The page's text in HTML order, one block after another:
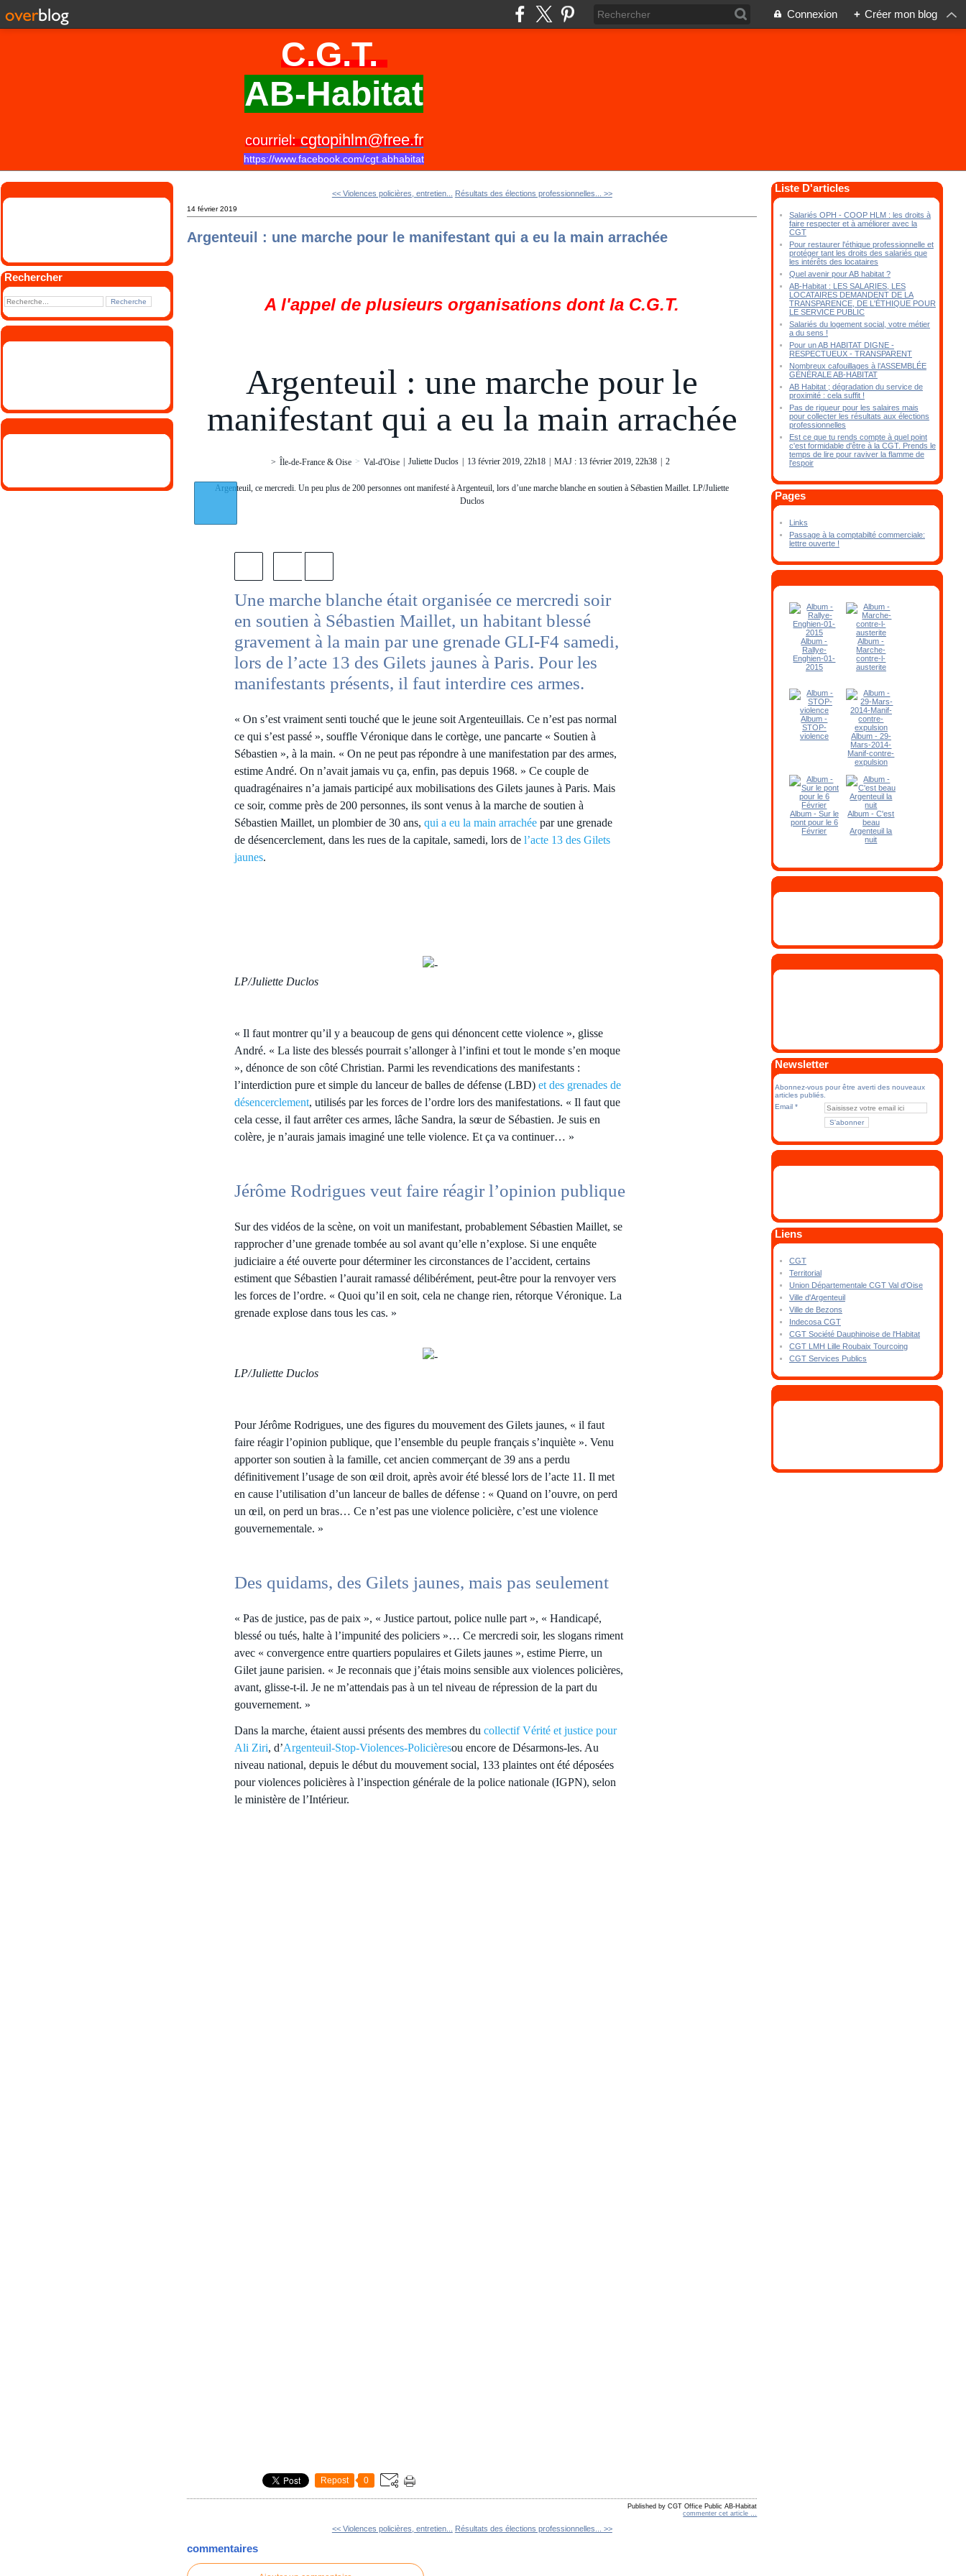
Connexion + Créer mon blog
C.G.T.
AB-Habitat
courriel:cgtopihlm@free.fr
https://www.facebook.com/cgt.abhabitat
Rechercher
<< Violences policières, entretien... Résultats des élections professionnelles... >>
14 février 2019
Argenteuil : une marche pour le manifestant qui a eu la main arrachée
A l'appel de plusieurs organisations dont la C.G.T.
Argenteuil : une marche pour le
manifestant qui a eu la main arrachée
> Île-de-France & Oise > Val-d'Oise Juliette Duclos 13 février 2019, 22h18 MAJ : 13 février 2019, 22h38 2
Argenteuil, ce mercredi. Un peu plus de 200 personnes ont manifesté à Argenteuil, lors d’une marche blanche en soutien à Sébastien Maillet. LP/Juliette
Duclos
Une marche blanche était organisée ce mercredi soir
en soutien à Sébastien Maillet, un habitant blessé
gravement à la main par une grenade GLI-F4 samedi,
lors de l’acte 13 des Gilets jaunes à Paris. Pour les
manifestants présents, il faut interdire ces armes.
« On s’est vraiment senti touché que le jeune soit Argenteuillais. Ce n’est pas normal
ce qui s’est passé », souffle Véronique dans le cortège, une pancarte « Soutien à
Sébastien », à la main. « On ne peut pas répondre à une manifestation par des armes,
estime André. On n’avait jamais vu ça, enfin, pas depuis 1968. » Ce couple de
quadragénaires n’a jamais participé aux mobilisations des Gilets jaunes à Paris. Mais
ce soir, comme près de 200 personnes, ils sont venus à la marche de soutien à
Sébastien Maillet, un plombier de 30 ans, qui a eu la main arrachée par une grenade
de désencerclement, dans les rues de la capitale, samedi, lors de l’acte 13 des Gilets
jaunes.
LP/Juliette Duclos
« Il faut montrer qu’il y a beaucoup de gens qui dénoncent cette violence », glisse
André. « La liste des blessés pourrait s’allonger à l’infini et tout le monde s’en moque
», dénonce de son côté Christian. Parmi les revendications des manifestants :
l’interdiction pure et simple du lanceur de balles de défense (LBD) et des grenades de
désencerclement, utilisés par les forces de l’ordre lors des manifestations. « Il faut que
cela cesse, il faut arrêter ces armes, lâche Sandra, la sœur de Sébastien. Je suis en
colère, je n’aurais jamais imaginé une telle violence. Et ça va continuer… »
Jérôme Rodrigues veut faire réagir l’opinion publique
Sur des vidéos de la scène, on voit un manifestant, probablement Sébastien Maillet, se
rapprocher d’une grenade tombée au sol avant qu’elle n’explose. Si une enquête
judiciaire a été ouverte pour déterminer les circonstances de l’accident, certains
estiment que Sébastien l’aurait ramassé délibérément, peut-être pour la renvoyer vers
les forces de l’ordre. « Quoi qu’il en soit, cela ne change rien, rétorque Véronique. La
grenade explose dans tous les cas. »
LP/Juliette Duclos
Pour Jérôme Rodrigues, une des figures du mouvement des Gilets jaunes, « il faut
faire réagir l’opinion publique, que l’ensemble du peuple français s’inquiète ». Venu
apporter son soutien à la famille, cet ancien commerçant de 39 ans a perdu
définitivement l’usage de son œil droit, après avoir été blessé lors de l’acte 11. Il met
en cause l’utilisation d’un lanceur de balles de défense : « Quand on l’ouvre, on perd
un œil, on perd un bras… Ce n’est pas une violence policière, c’est une violence
gouvernementale. »
Des quidams, des Gilets jaunes, mais pas seulement
« Pas de justice, pas de paix », « Justice partout, police nulle part », « Handicapé,
blessé ou tués, halte à l’impunité des policiers »… Ce mercredi soir, les slogans riment
avec « convergence entre quartiers populaires et Gilets jaunes », estime Pierre, un
Gilet jaune parisien. « Je reconnais que j’étais moins sensible aux violences policières,
avant, glisse-t-il. Je ne m’attendais pas à un tel niveau de répression de la part du
gouvernement. »
Dans la marche, étaient aussi présents des membres du collectif Vérité et justice pour
Ali Ziri, d’Argenteuil-Stop-Violences-Policièresou encore de Désarmons-les. Au
niveau national, depuis le début du mouvement social, 133 plaintes ont été déposées
pour violences policières à l’inspection générale de la police nationale (IGPN), selon
le ministère de l’Intérieur.
Repost 0
Published by CGT Office Public AB-Habitat
commenter cet article …
<< Violences policières, entretien... Résultats des élections professionnelles... >>
commentaires
Liste D'articles
Salariés OPH - COOP HLM : les droits à
faire respecter et à améliorer avec la
CGT
Pour restaurer l'éthique professionnelle et
protéger tant les droits des salariés que
les intérêts des locataires
Quel avenir pour AB habitat ?
AB-Habitat : LES SALARIES, LES
LOCATAIRES DEMANDENT DE LA
TRANSPARENCE, DE L'ÉTHIQUE POUR
LE SERVICE PUBLIC
Salariés du logement social, votre métier
a du sens !
Pour un AB HABITAT DIGNE -
RESPECTUEUX - TRANSPARENT
Nombreux cafouillages à l’ASSEMBLÉE
GÉNÉRALE AB-HABITAT
AB Habitat ; dégradation du service de
proximité : cela suffit !
Pas de rigueur pour les salaires mais
pour collecter les résultats aux élections
professionnelles
Est ce que tu rends compte à quel point
c'est formidable d'être à la CGT. Prends le
temps de lire pour raviver la flamme de
l'espoir
Pages
Links
Passage à la comptabilté commerciale:
lettre ouverte !
Album -
Rallye-
Enghien-01-
2015
Album -
Marche-
contre-l-
austerite
Album -
STOP-
violence
Album - 29-
Mars-2014-
Manif-contre-
expulsion
Album - Sur le
pont pour le 6
Février
Album - C'est
beau
Argenteuil la
nuit
Newsletter
Abonnez-vous pour être averti des nouveaux
articles publiés.
Email
Liens
CGT
Territorial
Union Départementale CGT Val d'Oise
Ville d'Argenteuil
Ville de Bezons
Indecosa CGT
CGT Société Dauphinoise de l'Habitat
CGT LMH Lille Roubaix Tourcoing
CGT Services Publics